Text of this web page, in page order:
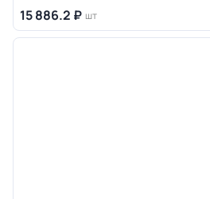
15 886.2 ₽ шт